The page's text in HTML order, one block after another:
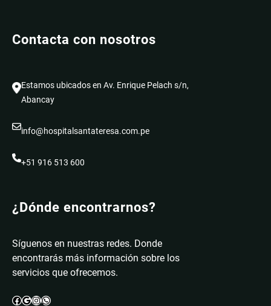
Contacta con nosotros
Estamos ubicados en Av. Enrique Pelach s/n,
Abancay
info@hospitalsantateresa.com.pe
+51 916 513 600
¿Dónde encontrarnos?
Síguenos en nuestras redes. Donde
encontrarás más información sobre los
servicios que ofrecemos.
Facebook Google InstagramWhatsApp